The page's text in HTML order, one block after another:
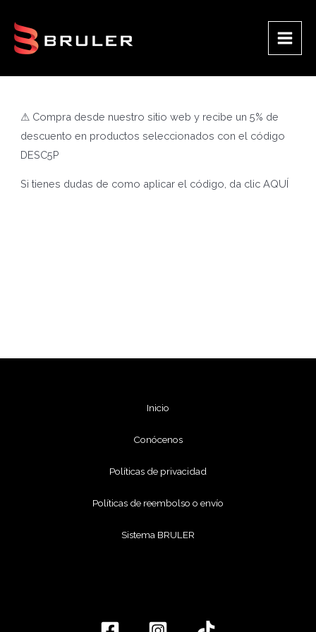
contenido
Main
⚠ Compra desde nuestro sitio web y recibe un 5% de
descuento en productos seleccionados con el código
DESC5P
Si tienes dudas de como aplicar el código, da clicAQUÍ
Inicio
Conócenos
Políticas de privacidad
Políticas de reembolso o envío
Sistema BRULER